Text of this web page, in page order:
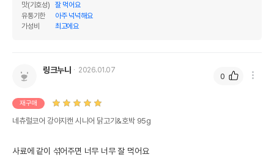
상품 필수 정보
법에 의한 인증,허가 등을
받았음을 확인할수 있는
수입자를 함께 표기
맛(기호성)
잘 먹어요
유통기한
아주 넉넉해요
가성비
최고에요
링크누나 2026.01.07
재구매
네츄럴코어 강아지캔 시니어 닭고기&호박 95g
사료에 같이 섞어주면 너무 너무 잘 먹어요
0